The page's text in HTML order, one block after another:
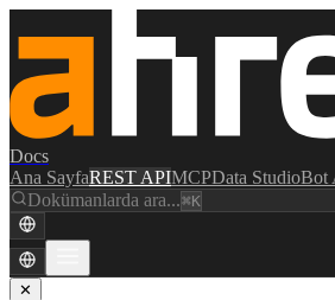
Docs
Ana SayfaREST APIMCPData StudioBot
Dokümanlarda ara...⌘K
✕